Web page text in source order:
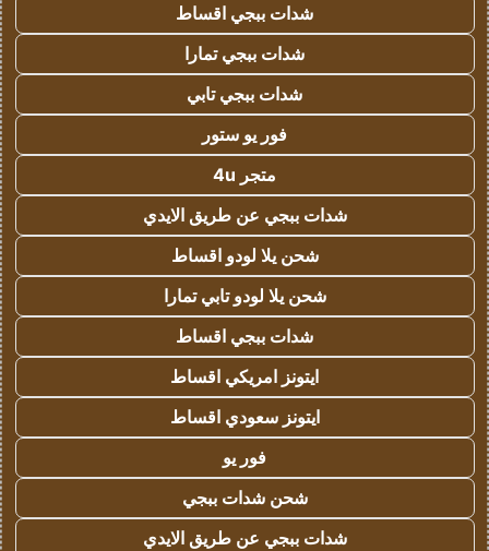
شدات ببجي اقساط
شدات ببجي تمارا
شدات ببجي تابي
فور يو ستور
متجر 4u
شدات ببجي عن طريق الايدي
شحن يلا لودو اقساط
شحن يلا لودو تابي تمارا
شدات ببجي اقساط
ايتونز امريكي اقساط
ايتونز سعودي اقساط
فور يو
شحن شدات ببجي
شدات ببجي عن طريق الايدي